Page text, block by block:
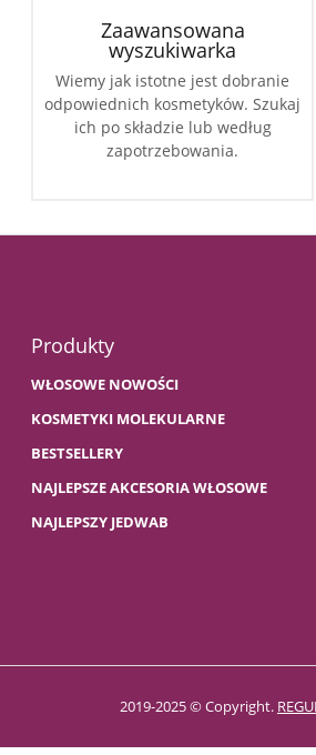
Zaawansowana
wyszukiwarka
Wiemy jak istotne jest dobranie
odpowiednich kosmetyków. Szukaj
ich po składzie lub według
zapotrzebowania.
Produkty
WŁOSOWE NOWOŚCI
KOSMETYKI MOLEKULARNE
BESTSELLERY
NAJLEPSZE AKCESORIA WŁOSOWE
NAJLEPSZY JEDWAB
2019-2025 © Copyright.